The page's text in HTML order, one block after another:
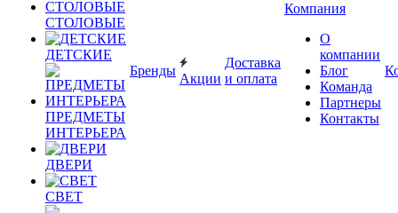
СТОЛОВЫЕ
ДЕТСКИЕ
ПРЕДМЕТЫ
ИНТЕРЬЕРА
ДВЕРИ
СВЕТ
Бренды
Акции
Доставка
и оплата
Компания
О
компании
Блог
Команда
Партнеры
Контакты